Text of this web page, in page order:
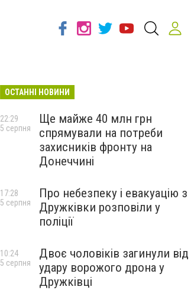
ОСТАННІ НОВИНИ
Ще майже 40 млн грн
спрямували на потреби
захисників фронту на
Донеччині
22:29
5 серпня
Про небезпеку і евакуацію з
Дружківки розповіли у
поліції
17:28
5 серпня
Двоє чоловіків загинули від
удару ворожого дрона у
Дружківці
10:24
5 серпня